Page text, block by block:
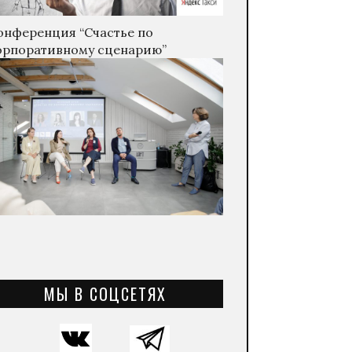
“Счастье по
сценарию”
МЫ В СОЦСЕТЯХ